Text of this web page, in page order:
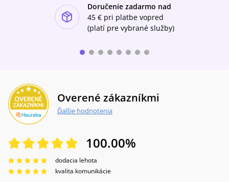
Doručenie zadarmo nad
45 € pri platbe vopred
(platí pre vybrané služby)
Overené zákazníkmi
Ďalšie hodnotenia
100.00%
dodacia lehota
kvalita komunikácie